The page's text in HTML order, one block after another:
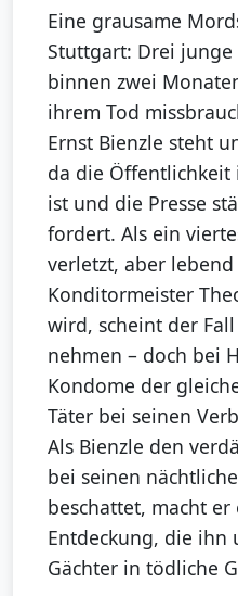
Eine grausame
Stuttgart: Drei
binnen zwei
ihrem Tod
Ernst Bienzle steht
da die
ist und die Presse
fordert. Als ein
verletzt, aber
Konditormeister
wird, scheint der
nehmen – doch bei
Kondome der
Täter bei seinen
Als Bienzle den
bei seinen
beschattet, macht
Entdeckung, die ihn
Gächter in tödliche